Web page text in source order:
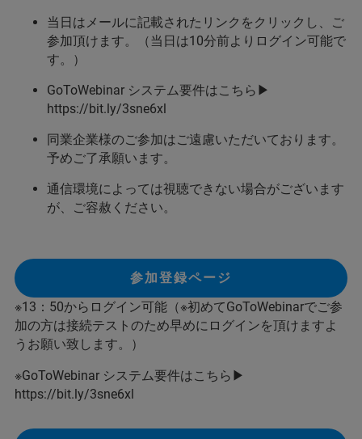
当日はメールに記載されたリンクをクリックし、ご
参加頂けます。（当日は10分前よりログイン可能で
す。）
GoToWebinar システム要件はこちら▶
https://bit.ly/3sne6xl
同業企業様のご参加はご遠慮いただいております。
予めご了承願います。
通信環境によっては視聴できない場合がございます
が、ご容赦ください。
参加登録ページ
※13：50からログイン可能（※初めてGoToWebinarでご参
加の方は接続テストのため早めにログインを頂けますよ
うお願い致します。）
※GoToWebinar システム要件はこちら▶
https://bit.ly/3sne6xl